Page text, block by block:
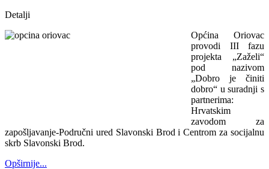
Detalji
Općina Oriovac
provodi III fazu
projekta „Zaželi“
pod nazivom
„Dobro je činiti
dobro“ u suradnji s
partnerima:
Hrvatskim
zavodom za
zapošljavanje-Područni ured Slavonski Brod i Centrom za socijalnu
skrb Slavonski Brod.
Opširnije...